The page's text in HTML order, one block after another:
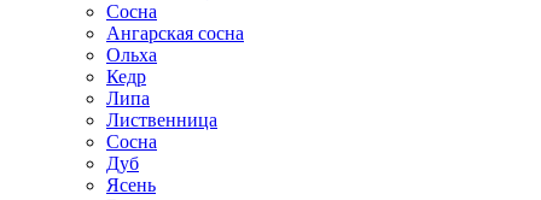
Сосна
Ангарская сосна
Ольха
Кедр
Липа
Лиственница
Сосна
Дуб
Ясень